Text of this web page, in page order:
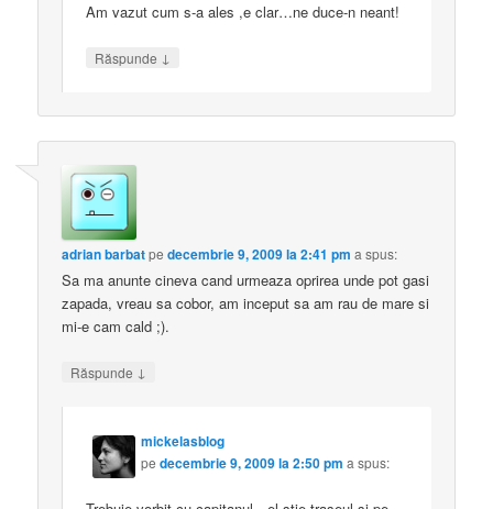
Am vazut cum s-a ales ,e clar…ne duce-n neant!
Răspunde ↓
adrian barbatpedecembrie 9, 2009 la 2:41 pm a spus:
Sa ma anunte cineva cand urmeaza oprirea unde pot gasi
zapada, vreau sa cobor, am inceput sa am rau de mare si
mi-e cam cald ;).
Răspunde ↓
mickelasblog
pedecembrie 9, 2009 la 2:50 pm a spus: